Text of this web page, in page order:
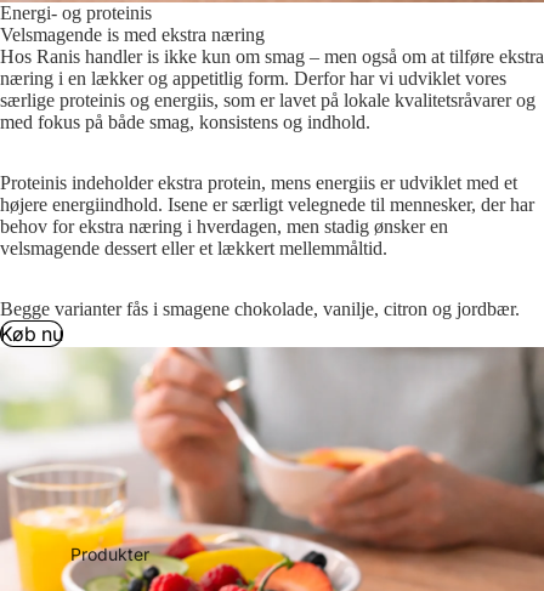
Produkter
Energi- og proteinis
Velsmagende is med ekstra næring
Hos Ranis handler is ikke kun om smag – men også om at tilføre ekstra
næring i en lækker og appetitlig form. Derfor har vi udviklet vores
særlige proteinis og energiis, som er lavet på lokale kvalitetsråvarer og
med fokus på både smag, konsistens og indhold.
Proteinis indeholder ekstra protein, mens energiis er udviklet med et
højere energiindhold. Isene er særligt velegnede til mennesker, der har
behov for ekstra næring i hverdagen, men stadig ønsker en
velsmagende dessert eller et lækkert mellemmåltid.
Begge varianter fås i smagene chokolade, vanilje, citron og jordbær.
Køb nu